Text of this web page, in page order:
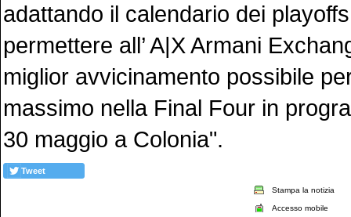
adattando il calendario dei
permettere all’ A|X Armani
miglior avvicinamento possibile
massimo nella Final Four in
30 maggio a Colonia".
Tweet
Stampa la notizia
Accesso mobile